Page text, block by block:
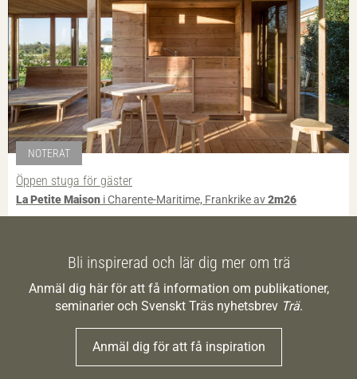
NOTERAT
Öppen stuga för gäster
La Petite Maison i Charente-Maritime, Frankrike av2m26
Bli inspirerad och lär dig mer om trä
Anmäl dig här för att få information om publikationer,
seminarier och Svenskt Träs nyhetsbrev Trä.
Anmäl dig för att få inspiration